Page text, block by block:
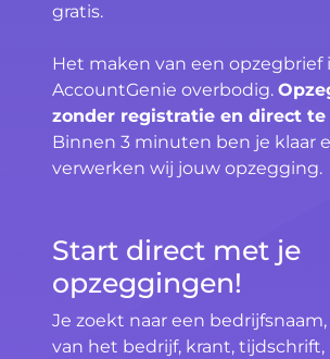
gratis.
Het maken van een opzegbrief
AccountGenie overbodig.
zonder registratie en direct
Binnen 3 minuten ben je klaar
verwerken wij jouw opzegging.
Start direct met je
opzeggingen!
Je zoekt naar een
van het bedrijf, krant, tijdschrift,